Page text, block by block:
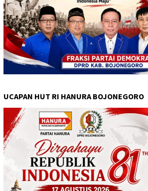
UCAPAN HUT RI HANURA BOJONEGORO